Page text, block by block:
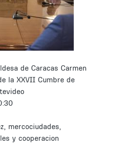
de Caracas Carmen
la XXVII Cumbre de
mercociudades,
y cooperacion